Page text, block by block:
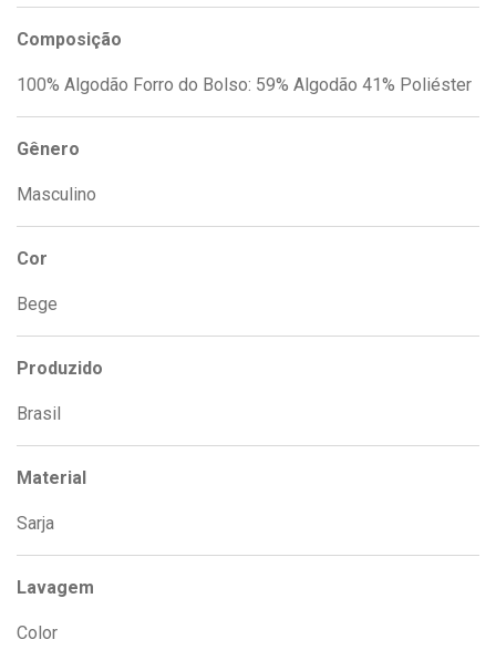
Composição
100% Algodão Forro do Bolso: 59% Algodão 41% Poliéster
Gênero
Masculino
Cor
Bege
Produzido
Brasil
Material
Sarja
Lavagem
Color